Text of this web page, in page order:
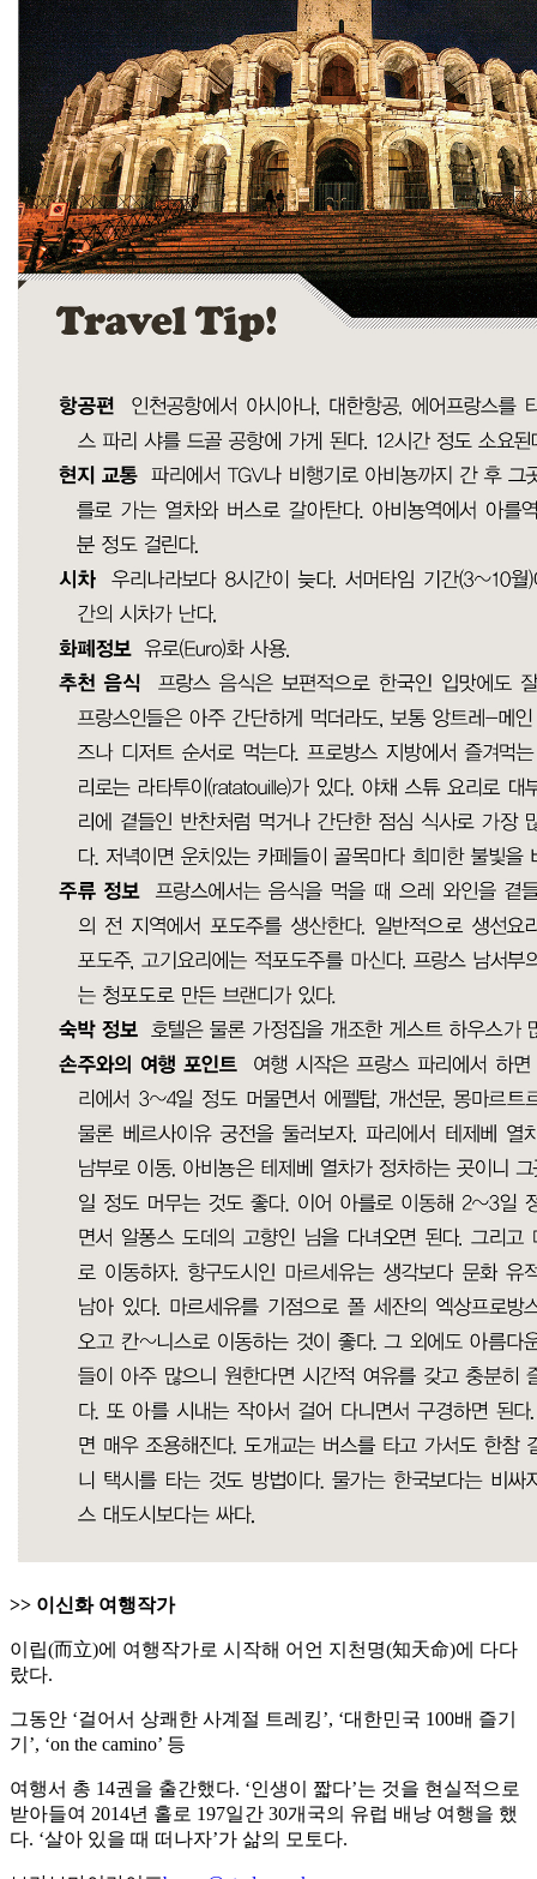
>> 이신화 여행작가
이립(而立)에 여행작가로 시작해 어언 지천명(知天命)에 다다
랐다.
그동안 ‘걸어서 상쾌한 사계절 트레킹’, ‘대한민국 100배 즐기
기’, ‘on the camino’ 등
여행서 총 14권을 출간했다. ‘인생이 짧다’는 것을 현실적으로
받아들여 2014년 홀로 197일간 30개국의 유럽 배낭 여행을 했
다. ‘살아 있을 때 떠나자’가 삶의 모토다.